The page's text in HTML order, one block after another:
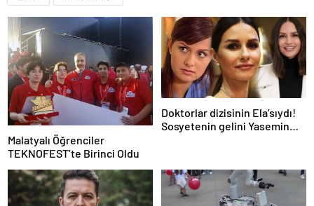
Malatyalı Öğrenciler
TEKNOFEST’te Birinci Oldu
Doktorlar dizisinin Ela’sıydı!
Sosyetenin gelini Yasemin